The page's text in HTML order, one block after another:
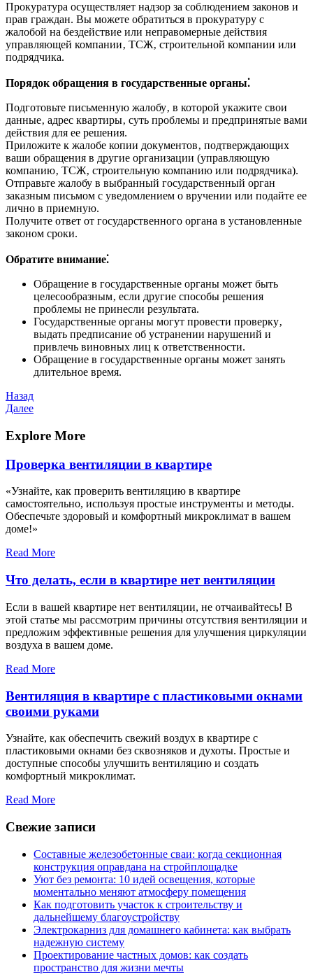
Прокуратура осуществляет надзор за соблюдением законов и
прав граждан. Вы можете обратиться в прокуратуру с
жалобой на бездействие или неправомерные действия
управляющей компании‚ ТСЖ‚ строительной компании или
подрядчика.
Порядок обращения в государственные органы⁚
Подготовьте письменную жалобу‚ в которой укажите свои
данные‚ адрес квартиры‚ суть проблемы и предпринятые вами
действия для ее решения.
Приложите к жалобе копии документов‚ подтверждающих
ваши обращения в другие организации (управляющую
компанию‚ ТСЖ‚ строительную компанию или подрядчика).
Отправьте жалобу в выбранный государственный орган
заказным письмом с уведомлением о вручении или подайте ее
лично в приемную.
Получите ответ от государственного органа в установленные
законом сроки.
Обратите внимание⁚
Обращение в государственные органы может быть
целесообразным‚ если другие способы решения
проблемы не принесли результата.
Государственные органы могут провести проверку‚
выдать предписание об устранении нарушений и
привлечь виновных лиц к ответственности.
Обращение в государственные органы может занять
длительное время.
Навигация
по
записям
Предыдущая
запись
Назад
Следующая
Далее
Explore More
Проверка вентиляции в квартире
«Узнайте, как проверить вентиляцию в квартире
самостоятельно, используя простые инструменты и методы.
Обеспечьте здоровый и комфортный микроклимат в вашем
доме!»
Read More
Что делать, если в квартире нет вентиляции
Если в вашей квартире нет вентиляции, не отчаивайтесь! В
этой статье мы рассмотрим причины отсутствия вентиляции и
предложим эффективные решения для улучшения циркуляции
воздуха в вашем доме.
Read More
Вентиляция в квартире с пластиковыми окнами
своими руками
Узнайте, как обеспечить свежий воздух в квартире с
пластиковыми окнами без сквозняков и духоты. Простые и
доступные способы улучшить вентиляцию и создать
комфортный микроклимат.
Read More
Свежие записи
Составные железобетонные сваи: когда секционная
конструкция оправдана на стройплощадке
Уют без ремонта: 10 идей освещения, которые
моментально меняют атмосферу помещения
Как подготовить участок к строительству и
дальнейшему благоустройству
Электрокарниз для домашнего кабинета: как выбрать
надежную систему
Проектирование частных домов: как создать
пространство для жизни мечты